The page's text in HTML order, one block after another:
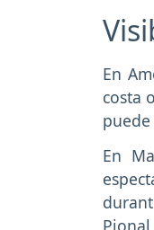
En
costa
En
Pional.